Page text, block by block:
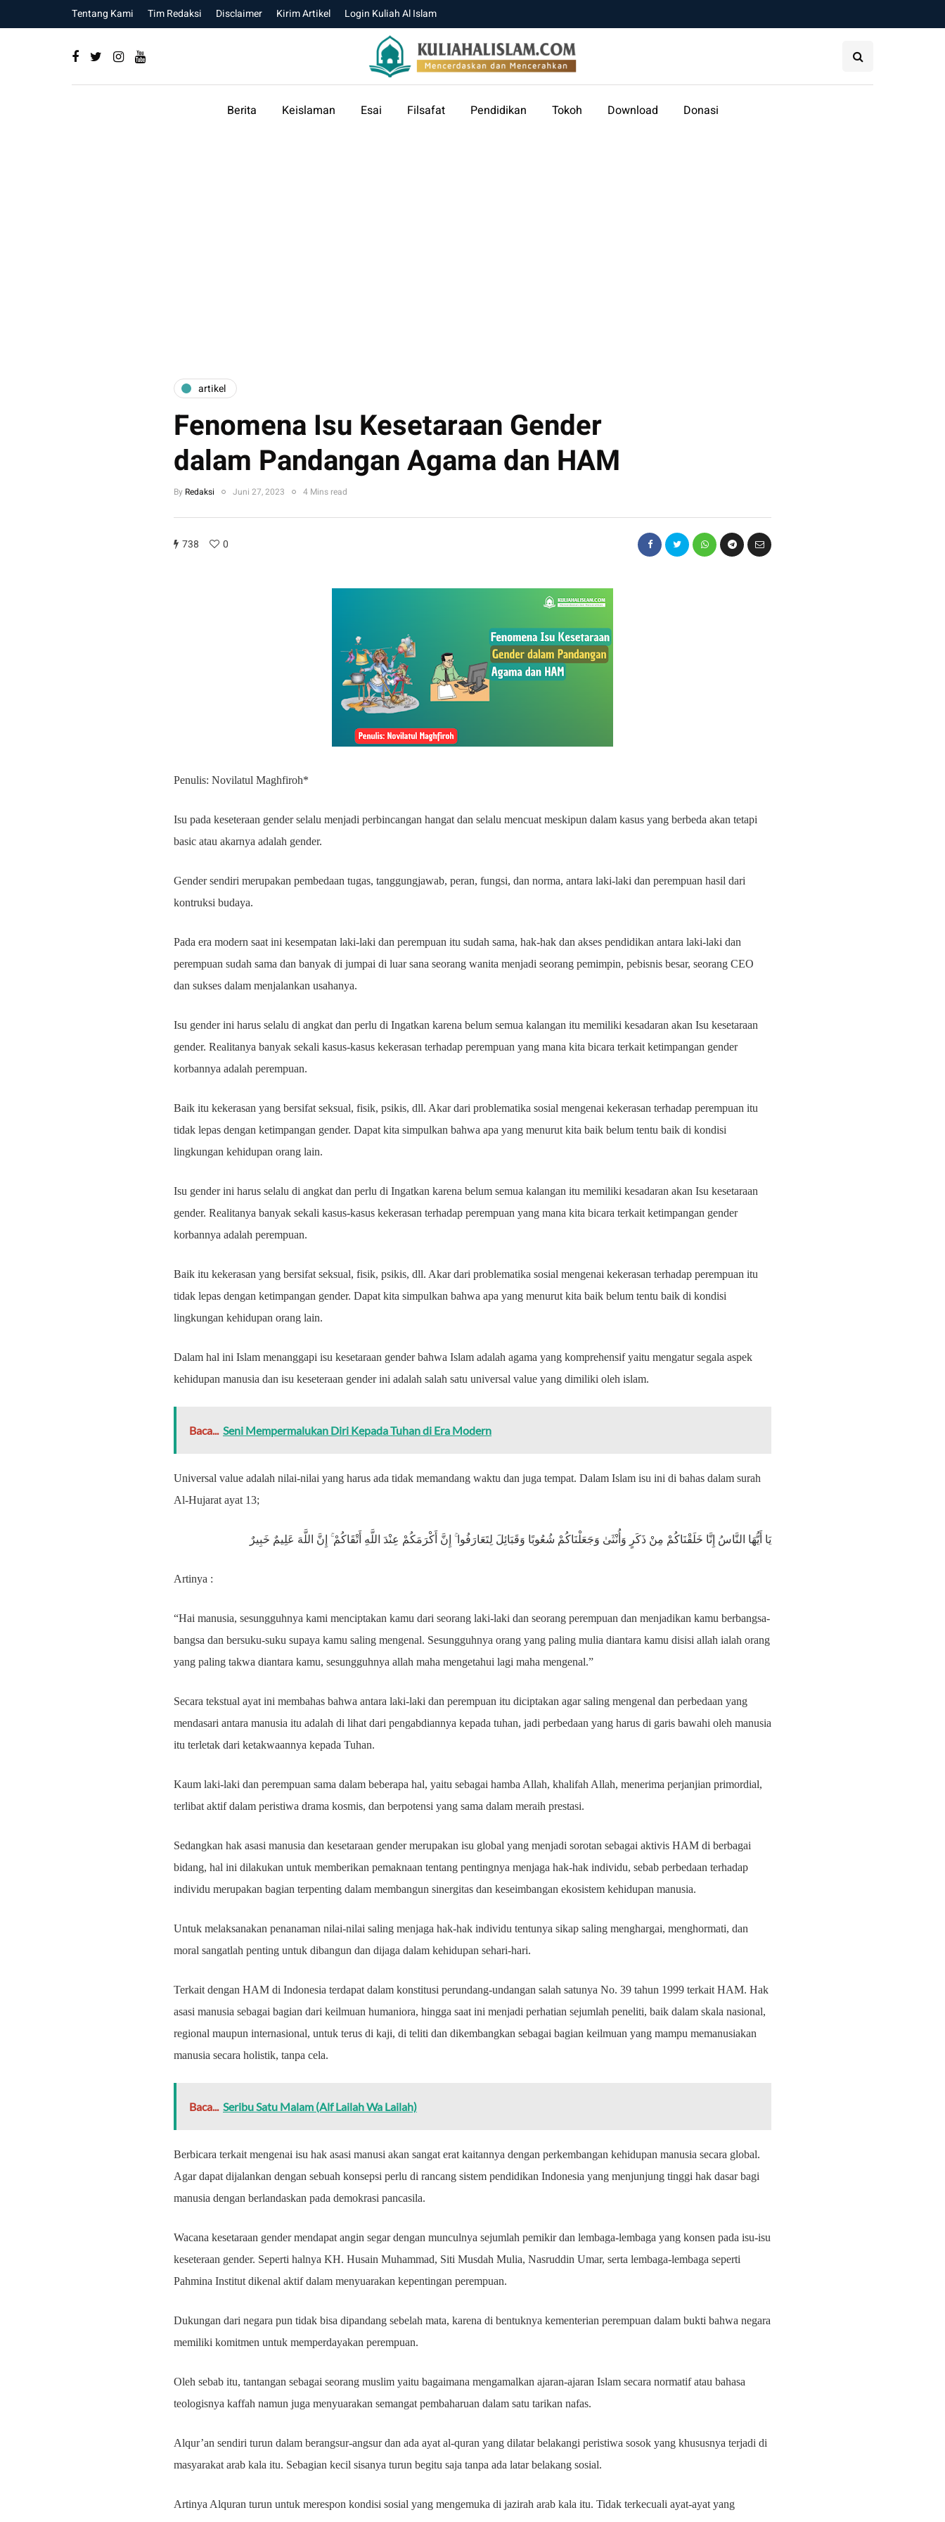
Tentang Kami Tim Redaksi Disclaimer Kirim Artikel Login Kuliah Al Islam
Berita Keislaman Esai Filsafat Pendidikan Tokoh Download Donasi
artikel
Fenomena Isu Kesetaraan Gender
dalam Pandangan Agama dan HAM
By Redaksi Juni 27, 2023 4 Mins read
738 0
Penulis: Novilatul Maghfiroh*
Isu pada keseteraan gender selalu menjadi perbincangan hangat dan selalu mencuat meskipun dalam kasus yang berbeda akan tetapi
basic atau akarnya adalah gender.
Gender sendiri merupakan pembedaan tugas, tanggungjawab, peran, fungsi, dan norma, antara laki-laki dan perempuan hasil dari
kontruksi budaya.
Pada era modern saat ini kesempatan laki-laki dan perempuan itu sudah sama, hak-hak dan akses pendidikan antara laki-laki dan
perempuan sudah sama dan banyak di jumpai di luar sana seorang wanita menjadi seorang pemimpin, pebisnis besar, seorang CEO
dan sukses dalam menjalankan usahanya.
Isu gender ini harus selalu di angkat dan perlu di Ingatkan karena belum semua kalangan itu memiliki kesadaran akan Isu kesetaraan
gender. Realitanya banyak sekali kasus-kasus kekerasan terhadap perempuan yang mana kita bicara terkait ketimpangan gender
korbannya adalah perempuan.
Baik itu kekerasan yang bersifat seksual, fisik, psikis, dll. Akar dari problematika sosial mengenai kekerasan terhadap perempuan itu
tidak lepas dengan ketimpangan gender. Dapat kita simpulkan bahwa apa yang menurut kita baik belum tentu baik di kondisi
lingkungan kehidupan orang lain.
Isu gender ini harus selalu di angkat dan perlu di Ingatkan karena belum semua kalangan itu memiliki kesadaran akan Isu kesetaraan
gender. Realitanya banyak sekali kasus-kasus kekerasan terhadap perempuan yang mana kita bicara terkait ketimpangan gender
korbannya adalah perempuan.
Baik itu kekerasan yang bersifat seksual, fisik, psikis, dll. Akar dari problematika sosial mengenai kekerasan terhadap perempuan itu
tidak lepas dengan ketimpangan gender. Dapat kita simpulkan bahwa apa yang menurut kita baik belum tentu baik di kondisi
lingkungan kehidupan orang lain.
Dalam hal ini Islam menanggapi isu kesetaraan gender bahwa Islam adalah agama yang komprehensif yaitu mengatur segala aspek
kehidupan manusia dan isu keseteraan gender ini adalah salah satu universal value yang dimiliki oleh islam.
Baca... Seni Mempermalukan Diri Kepada Tuhan di Era Modern
Universal value adalah nilai-nilai yang harus ada tidak memandang waktu dan juga tempat. Dalam Islam isu ini di bahas dalam surah
Al-Hujarat ayat 13;
يَا أَيُّهَا النَّاسُ إِنَّا خَلَقْنَاكُمْ مِنْ ذَكَرٍ وَأُنْثَىٰ وَجَعَلْنَاكُمْ شُعُوبًا وَقَبَائِلَ لِتَعَارَفُوا ۚ إِنَّ أَكْرَمَكُمْ عِنْدَ اللَّهِ أَتْقَاكُمْ ۚ إِنَّ اللَّهَ عَلِيمٌ خَبِيرٌ
Artinya :
“Hai manusia, sesungguhnya kami menciptakan kamu dari seorang laki-laki dan seorang perempuan dan menjadikan kamu berbangsa-
bangsa dan bersuku-suku supaya kamu saling mengenal. Sesungguhnya orang yang paling mulia diantara kamu disisi allah ialah orang
yang paling takwa diantara kamu, sesungguhnya allah maha mengetahui lagi maha mengenal.”
Secara tekstual ayat ini membahas bahwa antara laki-laki dan perempuan itu diciptakan agar saling mengenal dan perbedaan yang
mendasari antara manusia itu adalah di lihat dari pengabdiannya kepada tuhan, jadi perbedaan yang harus di garis bawahi oleh manusia
itu terletak dari ketakwaannya kepada Tuhan.
Kaum laki-laki dan perempuan sama dalam beberapa hal, yaitu sebagai hamba Allah, khalifah Allah, menerima perjanjian primordial,
terlibat aktif dalam peristiwa drama kosmis, dan berpotensi yang sama dalam meraih prestasi.
Sedangkan hak asasi manusia dan kesetaraan gender merupakan isu global yang menjadi sorotan sebagai aktivis HAM di berbagai
bidang, hal ini dilakukan untuk memberikan pemaknaan tentang pentingnya menjaga hak-hak individu, sebab perbedaan terhadap
individu merupakan bagian terpenting dalam membangun sinergitas dan keseimbangan ekosistem kehidupan manusia.
Untuk melaksanakan penanaman nilai-nilai saling menjaga hak-hak individu tentunya sikap saling menghargai, menghormati, dan
moral sangatlah penting untuk dibangun dan dijaga dalam kehidupan sehari-hari.
Terkait dengan HAM di Indonesia terdapat dalam konstitusi perundang-undangan salah satunya No. 39 tahun 1999 terkait HAM. Hak
asasi manusia sebagai bagian dari keilmuan humaniora, hingga saat ini menjadi perhatian sejumlah peneliti, baik dalam skala nasional,
regional maupun internasional, untuk terus di kaji, di teliti dan dikembangkan sebagai bagian keilmuan yang mampu memanusiakan
manusia secara holistik, tanpa cela.
Baca... Seribu Satu Malam (Alf Lailah Wa Lailah)
Berbicara terkait mengenai isu hak asasi manusi akan sangat erat kaitannya dengan perkembangan kehidupan manusia secara global.
Agar dapat dijalankan dengan sebuah konsepsi perlu di rancang sistem pendidikan Indonesia yang menjunjung tinggi hak dasar bagi
manusia dengan berlandaskan pada demokrasi pancasila.
Wacana kesetaraan gender mendapat angin segar dengan munculnya sejumlah pemikir dan lembaga-lembaga yang konsen pada isu-isu
keseteraan gender. Seperti halnya KH. Husain Muhammad, Siti Musdah Mulia, Nasruddin Umar, serta lembaga-lembaga seperti
Pahmina Institut dikenal aktif dalam menyuarakan kepentingan perempuan.
Dukungan dari negara pun tidak bisa dipandang sebelah mata, karena di bentuknya kementerian perempuan dalam bukti bahwa negara
memiliki komitmen untuk memperdayakan perempuan.
Oleh sebab itu, tantangan sebagai seorang muslim yaitu bagaimana mengamalkan ajaran-ajaran Islam secara normatif atau bahasa
teologisnya kaffah namun juga menyuarakan semangat pembaharuan dalam satu tarikan nafas.
Alqur’an sendiri turun dalam berangsur-angsur dan ada ayat al-quran yang dilatar belakangi peristiwa sosok yang khususnya terjadi di
masyarakat arab kala itu. Sebagian kecil sisanya turun begitu saja tanpa ada latar belakang sosial.
Artinya Alquran turun untuk merespon kondisi sosial yang mengemuka di jazirah arab kala itu. Tidak terkecuali ayat-ayat yang